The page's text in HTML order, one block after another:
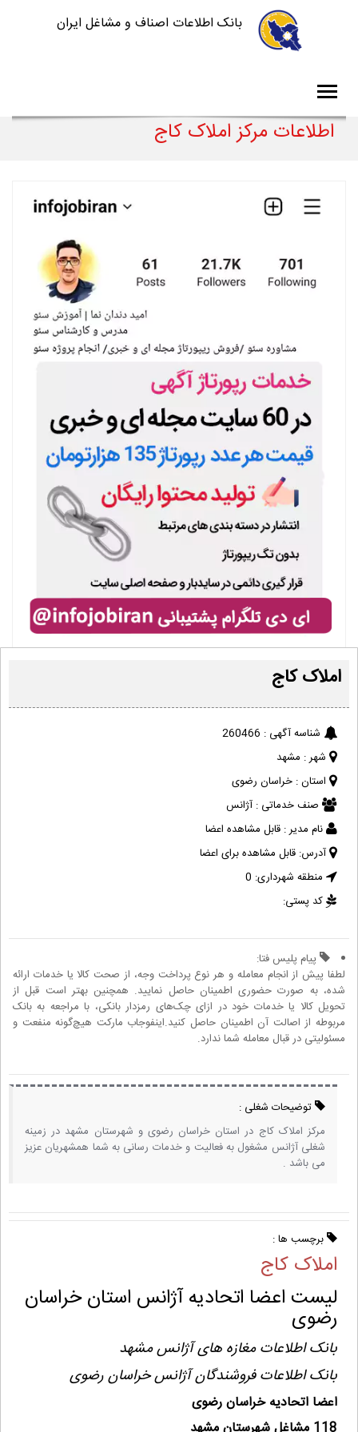
بانک اطلاعات اصناف و مشاغل ایران
اطلاعات مرکز املاک کاج
املاک کاج
شناسه آگهی : 260466
شهر : مشهد
استان : خراسان رضوی
صنف خدماتی : آژانس
نام مدیر : قابل مشاهده اعضا
آدرس: قابل مشاهده برای اعضا
منطقه شهرداری: 0
کد پستی:
پیام پلیس فتا:
لطفا پیش از انجام معامله و هر نوع پرداخت وجه، از صحت کالا یا خدمات ارائه
شده، به صورت حضوری اطمینان حاصل نمایید. همچنین بهتر است قبل از
تحویل کالا یا خدمات خود در ازای چک‌های رمزدار بانکی، با مراجعه به بانک
مربوطه از اصالت آن اطمینان حاصل کنید.اینفوجاب مارکت هیچ‌گونه منفعت و
مسئولیتی در قبال معامله شما ندارد.
توضیحات شغلی :
مرکز املاک کاج در استان خراسان رضوی و شهرستان مشهد در زمینه
شغلی آژانس مشغول به فعالیت و خدمات رسانی به شما همشهریان عزیز
می باشد .
برچسب ها :
املاک کاج
لیست اعضا اتحادیه آژانس استان خراسان
رضوی
بانک اطلاعات مغازه های آژانس مشهد
بانک اطلاعات فروشندگان آژانس خراسان رضوی
اعضا اتحادیه خراسان رضوی